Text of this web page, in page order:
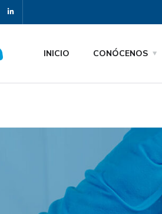
INICIO CONÓCENOS